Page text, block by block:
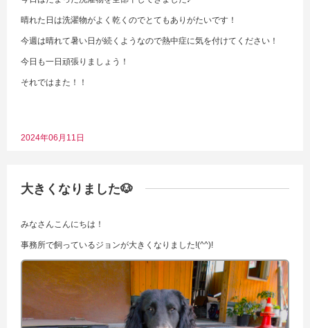
晴れた日は洗濯物がよく乾くのでとてもありがたいです！
今週は晴れて暑い日が続くようなので熱中症に気を付けてください！
今日も一日頑張りましょう！
それではまた！！
2024年06月11日
大きくなりました🐶
みなさんこんにちは！
事務所で飼っているジョンが大きくなりました!(^^)!